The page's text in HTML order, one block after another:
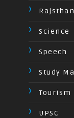
Science
Speech
Study
Tourism
UPSC